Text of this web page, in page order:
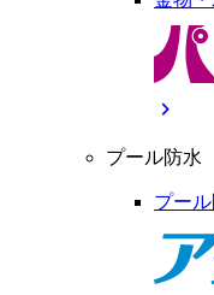
chevron_right
プール防水
プー